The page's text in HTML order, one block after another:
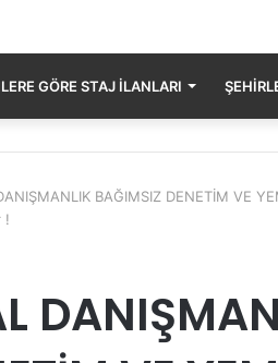
GÖRE STAJ İLANLARI
BAĞIMSIZ DENETİM VE
!